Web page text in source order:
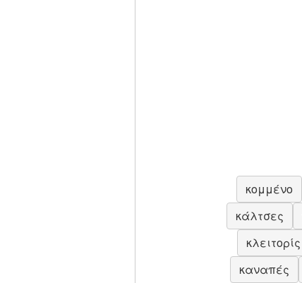
κομμένο
κάλτσες
κλειτορίς
καναπές